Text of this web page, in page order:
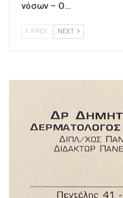
νόσων – Ο…
PREV NEXT